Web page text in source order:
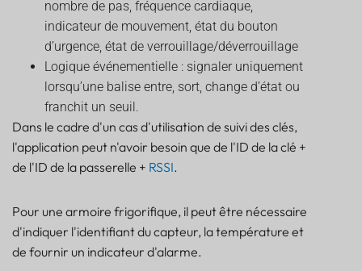
nombre de pas, fréquence cardiaque,
indicateur de mouvement, état du bouton
d’urgence, état de verrouillage/déverrouillage
Logique événementielle : signaler uniquement
lorsqu’une balise entre, sort, change d’état ou
franchit un seuil.
Dans le cadre d'un cas d'utilisation de suivi des clés,
l'application peut n'avoir besoin que de l'ID de la clé +
de l'ID de la passerelle + RSSI.
Pour une armoire frigorifique, il peut être nécessaire
d'indiquer l'identifiant du capteur, la température et
de fournir un indicateur d'alarme.